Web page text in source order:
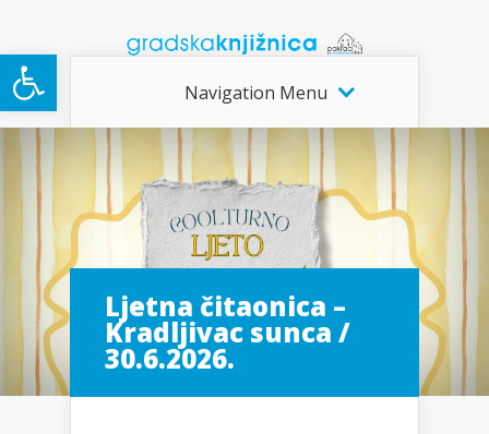
Open toolbar
Navigation Menu
Ljetna čitaonica –
Kradljivac sunca /
30.6.2026.